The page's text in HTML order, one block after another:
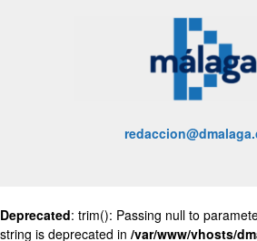
Deprecated: trim(): Passing null to
string is deprecated in /var/www/vhosts/